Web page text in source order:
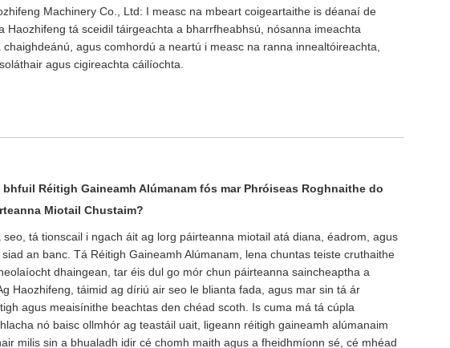
Machinery Co., Ltd: I measc na mbeart coigeartaithe is déanaí de
Haozhifeng tá sceidil táirgeachta a bharrfheabhsú, nósanna imeachta
chaighdeánú, agus comhordú a neartú i measc na ranna innealtóireachta,
agus cigireachta cáilíochta.
Réitigh Gaineamh Alúmanam fós mar Phróiseas Roghnaithe do
Miotail Chustaim?
seo, tá tionscail i ngach áit ag lorg páirteanna miotail atá diana, éadrom, agus
an banc. Tá Réitigh Gaineamh Alúmanam, lena chuntas teiste cruthaithe
dhaingean, tar éis dul go mór chun páirteanna saincheaptha a
Haozhifeng, táimid ag díriú air seo le blianta fada, agus mar sin tá ár
agus meaisínithe beachtas den chéad scoth. Is cuma má tá cúpla
nó baisc ollmhór ag teastáil uait, ligeann réitigh gaineamh alúmanaim
milis sin a bhualadh idir cé chomh maith agus a fheidhmíonn sé, cé mhéad